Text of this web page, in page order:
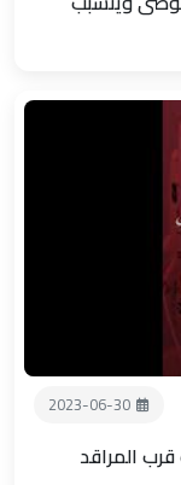
2023-06-30
المراقد